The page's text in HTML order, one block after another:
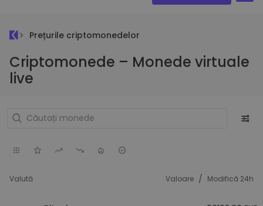
Prețurile criptomonedelor
Criptomonede – Monede virtuale
live
Valută Valoare / Modifică 24h